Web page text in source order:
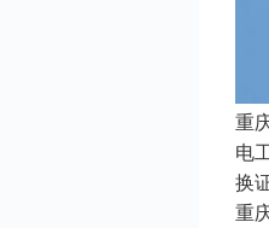
重
电
换
重